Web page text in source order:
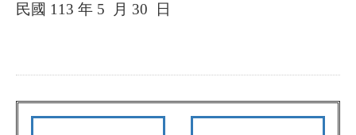
民國 113 年 5 月 30 日